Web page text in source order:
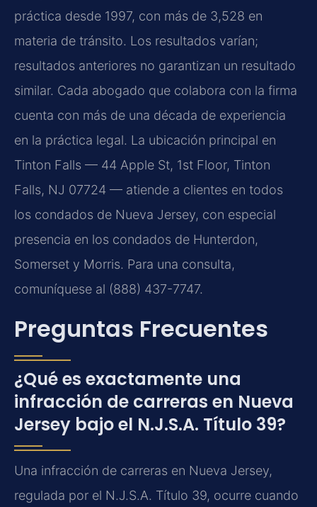
práctica desde 1997, con más de 3,528 en
materia de tránsito. Los resultados varían;
resultados anteriores no garantizan un resultado
similar. Cada abogado que colabora con la firma
cuenta con más de una década de experiencia
en la práctica legal. La ubicación principal en
Tinton Falls — 44 Apple St, 1st Floor, Tinton
Falls, NJ 07724 — atiende a clientes en todos
los condados de Nueva Jersey, con especial
presencia en los condados de Hunterdon,
Somerset y Morris. Para una consulta,
comuníquese al (888) 437-7747.
Preguntas Frecuentes
¿Qué es exactamente una
infracción de carreras en Nueva
Jersey bajo el N.J.S.A. Título 39?
Una infracción de carreras en Nueva Jersey,
regulada por el N.J.S.A. Título 39, ocurre cuando